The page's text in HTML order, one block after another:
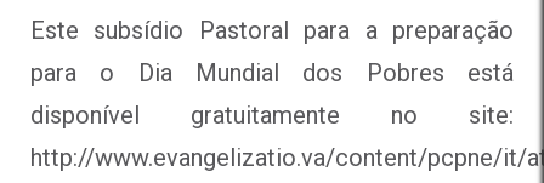
Este subsídio Pastoral para a preparação
para o Dia Mundial dos Pobres está
disponível gratuitamente no site:
http://www.evangelizatio.va/content/pcpne/it/